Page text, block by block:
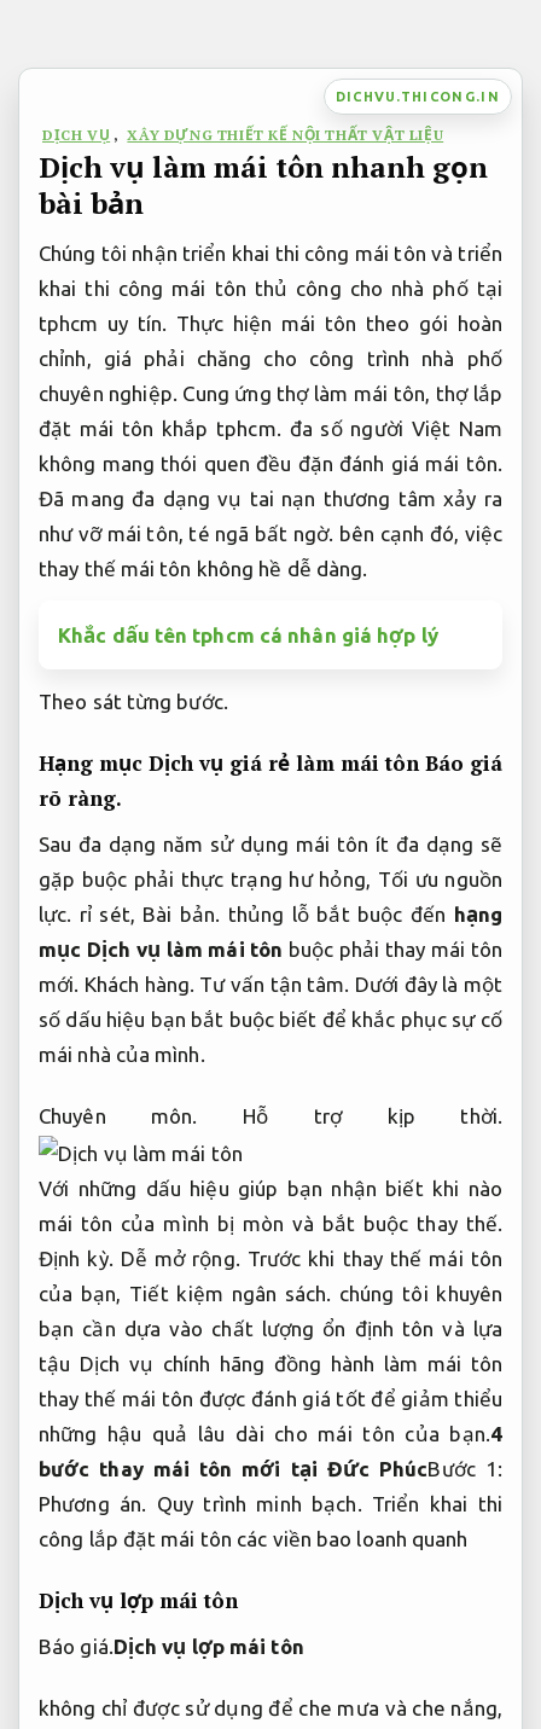
DICHVU.THICONG.IN
DỊCH VỤ , XÂY DỰNG THIẾT KẾ NỘI THẤT VẬT LIỆU
Dịch vụ làm mái tôn nhanh gọn
bài bản
Chúng tôi nhận triển khai thi công mái tôn và triển
khai thi công mái tôn thủ công cho nhà phố tại
tphcm uy tín. Thực hiện mái tôn theo gói hoàn
chỉnh, giá phải chăng cho công trình nhà phố
chuyên nghiệp. Cung ứng thợ làm mái tôn, thợ lắp
đặt mái tôn khắp tphcm. đa số người Việt Nam
không mang thói quen đều đặn đánh giá mái tôn.
Đã mang đa dạng vụ tai nạn thương tâm xảy ra
như vỡ mái tôn, té ngã bất ngờ. bên cạnh đó, việc
thay thế mái tôn không hề dễ dàng.
Khắc dấu tên tphcm cá nhân giá hợp lý
Theo sát từng bước.
Hạng mục Dịch vụ giá rẻ làm mái tôn Báo giá
rõ ràng.
Sau đa dạng năm sử dụng mái tôn ít đa dạng sẽ
gặp buộc phải thực trạng hư hỏng, Tối ưu nguồn
lực. rỉ sét, Bài bản. thủng lỗ bắt buộc đến hạng
mục Dịch vụ làm mái tôn buộc phải thay mái tôn
mới. Khách hàng. Tư vấn tận tâm. Dưới đây là một
số dấu hiệu bạn bắt buộc biết để khắc phục sự cố
mái nhà của mình.
Chuyên môn. Hỗ trợ kịp thời.
Với những dấu hiệu giúp bạn nhận biết khi nào
mái tôn của mình bị mòn và bắt buộc thay thế.
Định kỳ. Dễ mở rộng. Trước khi thay thế mái tôn
của bạn, Tiết kiệm ngân sách. chúng tôi khuyên
bạn cần dựa vào chất lượng ổn định tôn và lựa
tậu Dịch vụ chính hãng đồng hành làm mái tôn
thay thế mái tôn được đánh giá tốt để giảm thiểu
những hậu quả lâu dài cho mái tôn của bạn.4
bước thay mái tôn mới tại Đức PhúcBước 1:
Phương án. Quy trình minh bạch. Triển khai thi
công lắp đặt mái tôn các viền bao loanh quanh
Dịch vụ lợp mái tôn
Báo giá. Dịch vụ lợp mái tôn
không chỉ được sử dụng để che mưa và che nắng,